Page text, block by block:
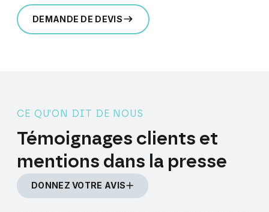
DEMANDE DE DEVIS
CE QU’ON DIT DE NOUS
Témoignages clients et
mentions dans la presse
DONNEZ VOTRE AVIS